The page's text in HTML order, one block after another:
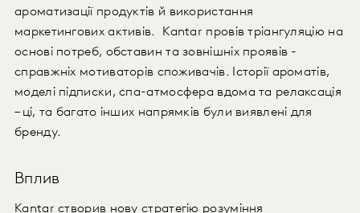
ароматизації продуктів й використання
маркетингових активів. Kantar провів тріангуляцію на
основі потреб, обставин та зовнішніх проявів -
справжніх мотиваторів споживачів. Історії ароматів,
моделі підписки, спа-атмосфера вдома та релаксація
– ці, та багато інших напрямків були виявлені для
бренду.
Вплив
Kantar cтворив нову стратегію розуміння